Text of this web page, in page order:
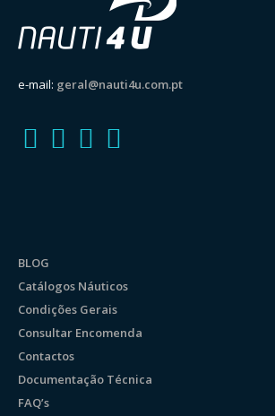
e-mail: geral@nauti4u.com.pt
BLOG
Catálogos Náuticos
Condições Gerais
Consultar Encomenda
Contactos
Documentação Técnica
FAQ’s